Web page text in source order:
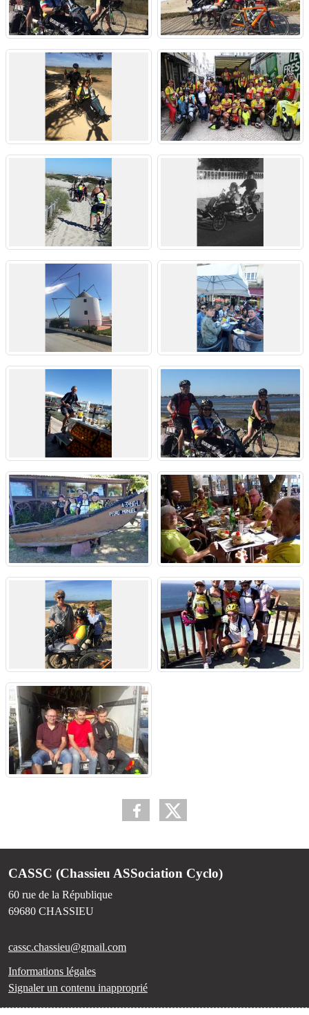
CASSC (Chassieu ASSociation Cyclo)
60 rue de la République
69680 CHASSIEU
cassc.chassieu@gmail.com
Informations légales
Signaler un contenu inapproprié